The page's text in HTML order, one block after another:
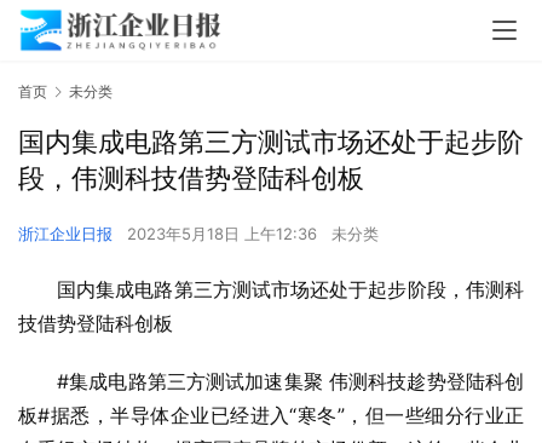
首页 未分类
国内集成电路第三方测试市场还处于起步阶
段，伟测科技借势登陆科创板
浙江企业日报 2023年5月18日 上午12:36 未分类
国内集成电路第三方测试市场还处于起步阶段，伟测科
技借势登陆科创板
#集成电路第三方测试加速集聚 伟测科技趁势登陆科创
板#据悉，半导体企业已经进入“寒冬”，但一些细分行业正